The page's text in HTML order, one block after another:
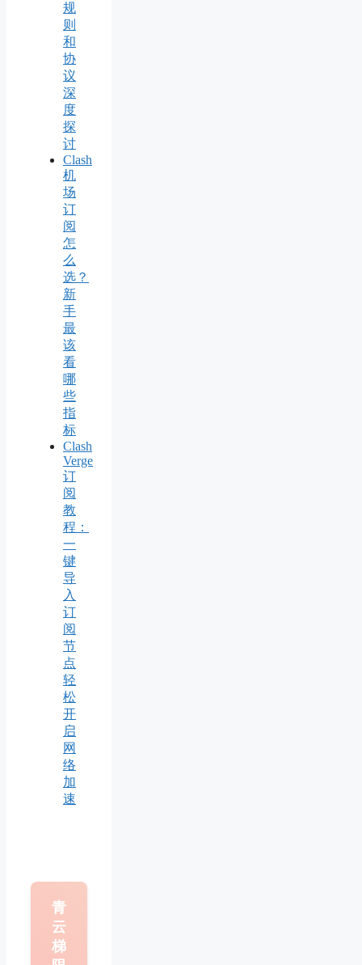
规
则
和
协
议
深
度
探
讨
Clash
机
场
订
阅
怎
么
选？
新
手
最
该
看
哪
些
指
标
Clash
Verge
订
阅
教
程：
一
键
导
入
订
阅
节
点
轻
松
开
启
网
络
加
速
青
云
梯